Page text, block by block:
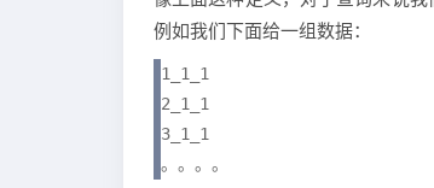
例如我们下面给一组数据：
1_1_1
2_1_1
3_1_1
。。。。